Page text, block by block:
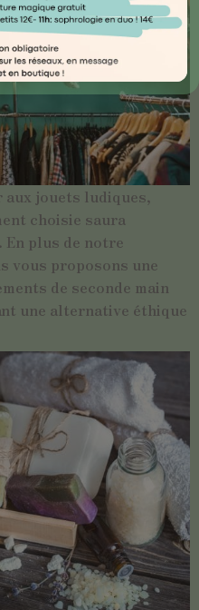
aux jouets ludiques,
choisie saura
plus de notre
vous proposons une
de seconde main
une alternative éthique